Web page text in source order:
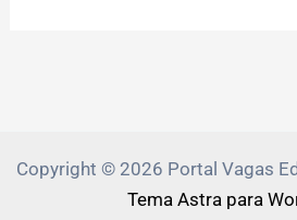
Copyright © 2026 Portal Vagas
Tema Astra para